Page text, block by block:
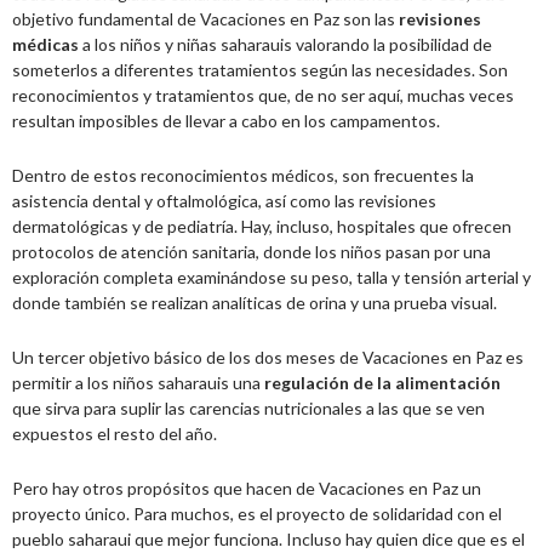
objetivo fundamental de Vacaciones en Paz son las revisiones
médicas a los niños y niñas saharauis valorando la posibilidad de
someterlos a diferentes tratamientos según las necesidades. Son
reconocimientos y tratamientos que, de no ser aquí, muchas veces
resultan imposibles de llevar a cabo en los campamentos.
Dentro de estos reconocimientos médicos, son frecuentes la
asistencia dental y oftalmológica, así como las revisiones
dermatológicas y de pediatría. Hay, incluso, hospitales que ofrecen
protocolos de atención sanitaria, donde los niños pasan por una
exploración completa examinándose su peso, talla y tensión arterial y
donde también se realizan analíticas de orina y una prueba visual.
Un tercer objetivo básico de los dos meses de Vacaciones en Paz es
permitir a los niños saharauis una regulación de la alimentación
que sirva para suplir las carencias nutricionales a las que se ven
expuestos el resto del año.
Pero hay otros propósitos que hacen de Vacaciones en Paz un
proyecto único. Para muchos, es el proyecto de solidaridad con el
pueblo saharaui que mejor funciona. Incluso hay quien dice que es el